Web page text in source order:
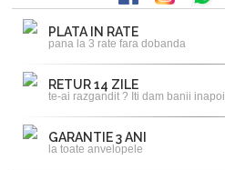
PLATA IN RATE
pana la 3 rate fara dobanda
RETUR 14 ZILE
te-ai razgandit ? Iti dam banii inapoi
GARANTIE 3 ANI
la toate anvelopele